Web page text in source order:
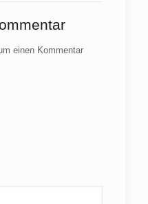
einen Kommentar